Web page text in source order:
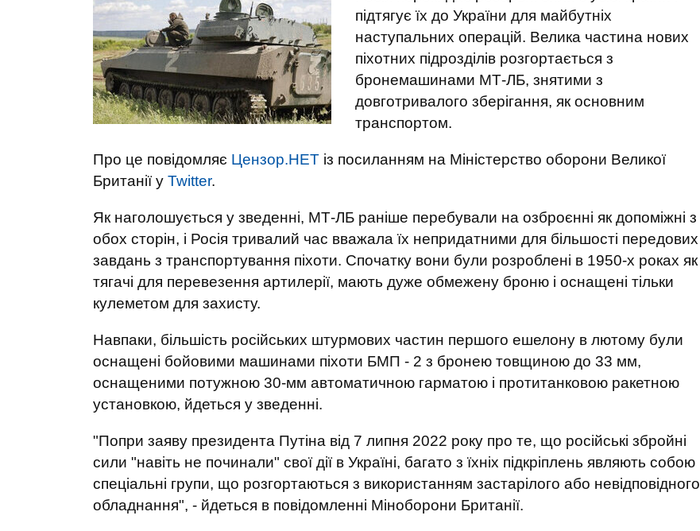
підтягує їх до України для майбутніх
наступальних операцій. Велика частина нових
піхотних підрозділів розгортається з
бронемашинами МТ-ЛБ, знятими з
довготривалого зберігання, як основним
транспортом.
Про це повідомляє Цензор.НЕТ із посиланням на Міністерство оборони Великої
Британії у Twitter.
Як наголошується у зведенні, МТ-ЛБ раніше перебували на озброєнні як допоміжні з
обох сторін, і Росія тривалий час вважала їх непридатними для більшості передових
завдань з транспортування піхоти. Спочатку вони були розроблені в 1950-х роках як
тягачі для перевезення артилерії, мають дуже обмежену броню і оснащені тільки
кулеметом для захисту.
Навпаки, більшість російських штурмових частин першого ешелону в лютому були
оснащені бойовими машинами піхоти БМП - 2 з бронею товщиною до 33 мм,
оснащеними потужною 30-мм автоматичною гарматою і протитанковою ракетною
установкою, йдеться у зведенні.
"Попри заяву президента Путіна від 7 липня 2022 року про те, що російські збройні
сили "навіть не починали" свої дії в Україні, багато з їхніх підкріплень являють собою
спеціальні групи, що розгортаються з використанням застарілого або невідповідного
обладнання", - йдеться в повідомленні Міноборони Британії.